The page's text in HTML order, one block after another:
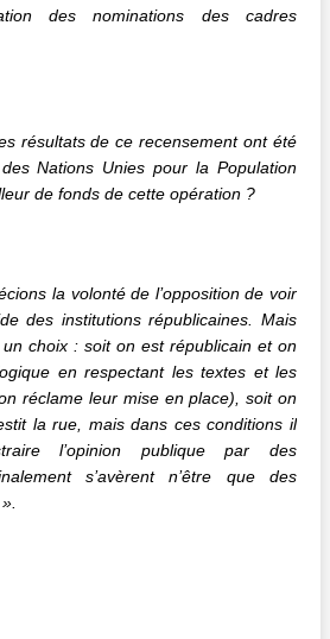
des nominations des cadres
résultats de ce recensement ont été
Nations Unies pour la Population
de fonds de cette opération ?
la volonté de l’opposition de voir
des institutions républicaines. Mais
choix : soit on est républicain et on
en respectant les textes et les
réclame leur mise en place), soit on
la rue, mais dans ces conditions il
l’opinion publique par des
s’avèrent n’être que des